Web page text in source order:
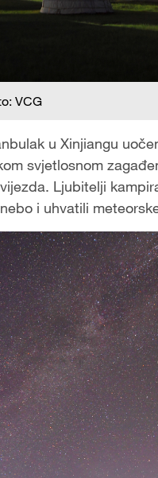
VCG
u Xinjiangu
svjetlosnom
Ljubitelji
i uhvatili